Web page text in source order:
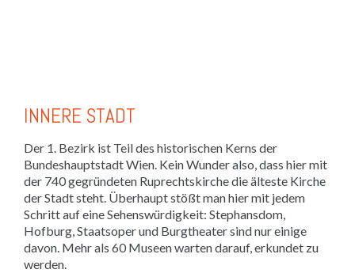
INNERE STADT
Der 1. Bezirk ist Teil des historischen Kerns der
Bundeshauptstadt Wien. Kein Wunder also, dass hier mit
der 740 gegründeten Ruprechtskirche die älteste Kirche
der Stadt steht. Überhaupt stößt man hier mit jedem
Schritt auf eine Sehenswürdigkeit: Stephansdom,
Hofburg, Staatsoper und Burgtheater sind nur einige
davon. Mehr als 60 Museen warten darauf, erkundet zu
werden.